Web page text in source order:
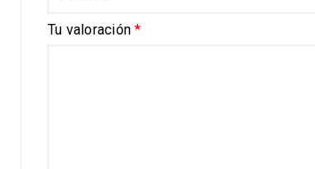
Tu valoración*